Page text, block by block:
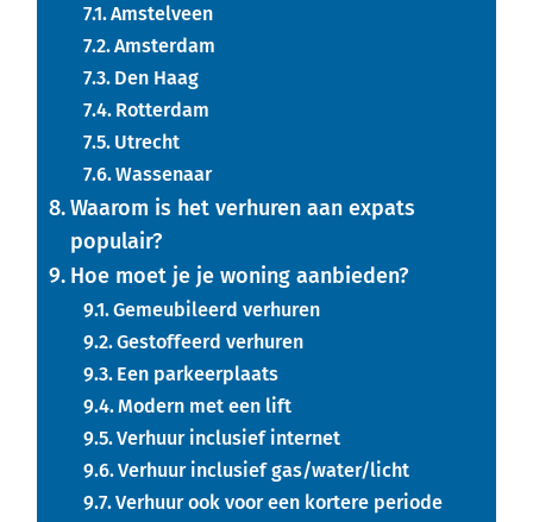
Amstelveen
Amsterdam
Den Haag
Rotterdam
Utrecht
Wassenaar
Waarom is het verhuren aan expats
populair?
Hoe moet je je woning aanbieden?
Gemeubileerd verhuren
Gestoffeerd verhuren
Een parkeerplaats
Modern met een lift
Verhuur inclusief internet
Verhuur inclusief gas/water/licht
Verhuur ook voor een kortere periode